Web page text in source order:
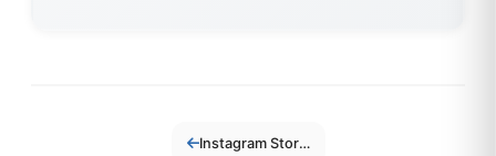
Instagram Stories não carrega? Saiba como resolver!